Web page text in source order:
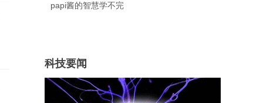
papi酱的智慧学不完
科技要闻